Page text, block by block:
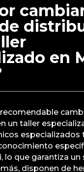
en
un taller
especializados
lo que garantiza un
disponen de